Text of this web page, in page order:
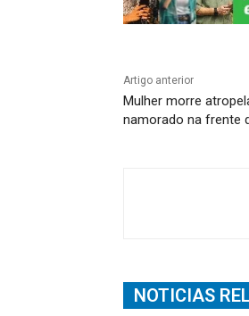
Artigo anterior
Mulher morre
namorado na frente
NOTICIAS